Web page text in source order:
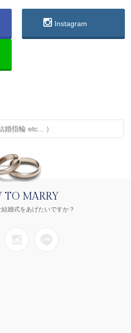
Instagram
TO MARRY
婚式をあげたいですか？